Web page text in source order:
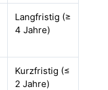
Langfristig (≥
4 Jahre)
Kurzfristig (≤
2 Jahre)